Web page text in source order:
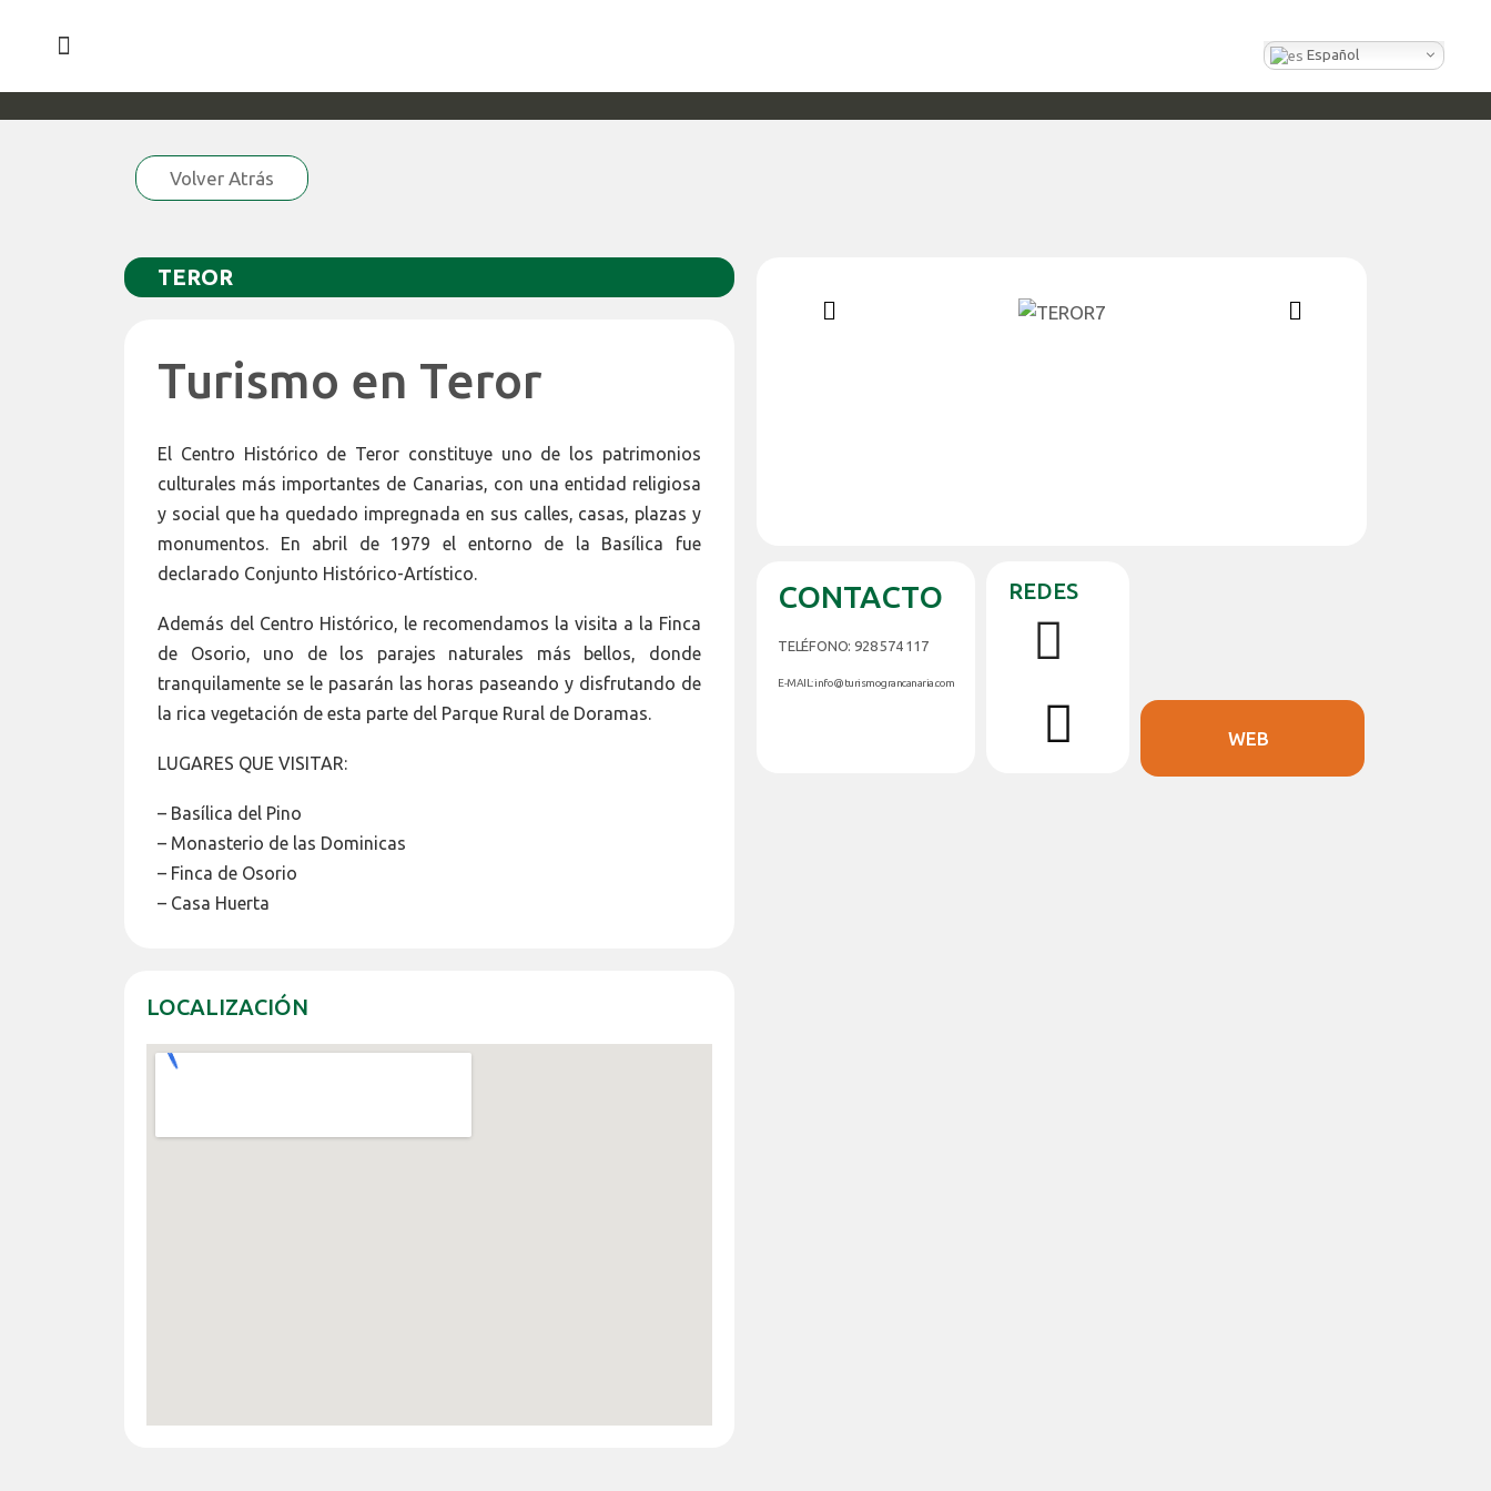
Español
Volver Atrás
TEROR
Turismo en Teror
El Centro Histórico de Teror constituye uno de los patrimonios
culturales más importantes de Canarias, con una entidad religiosa
y social que ha quedado impregnada en sus calles, casas, plazas y
monumentos. En abril de 1979 el entorno de la Basílica fue
declarado Conjunto Histórico-Artístico.
Además del Centro Histórico, le recomendamos la visita a la Finca
de Osorio, uno de los parajes naturales más bellos, donde
tranquilamente se le pasarán las horas paseando y disfrutando de
la rica vegetación de esta parte del Parque Rural de Doramas.
LUGARES QUE VISITAR:
– Basílica del Pino
– Monasterio de las Dominicas
– Finca de Osorio
– Casa Huerta
LOCALIZACIÓN
CONTACTO
TELÉFONO: 928 574 117
E-MAIL: info@turismograncanaria.com
REDES
WEB